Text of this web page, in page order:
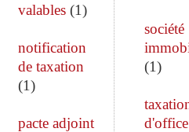
valables(1)
notification
de taxation
(1)
pacte adjoint
société
(1)
d'office